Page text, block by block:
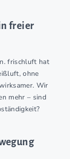
freier
frischluft hat
ohne
Wir
mehr – sind